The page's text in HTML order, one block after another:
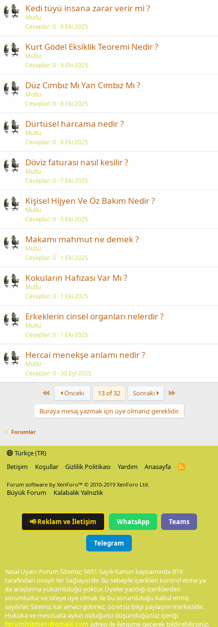
Kedi tüyü insana zarar verir mi ?
Mutlu
Cevaplar 0 9 Eki 2025
Kurt Gödel Eksiklik Teoremi Nedir ?
Mutlu
Cevaplar 0 9 Eki 2025
Düz Cımbız Mı Yan Cımbız Mı ?
Mutlu
Cevaplar 0 8 Eki 2025
Dürtüsel harcama nedir ?
Mutlu
Cevaplar 0 8 Eki 2025
Döviz faturası nasıl kesilir ?
Mutlu
Cevaplar 0 7 Eki 2025
Kişisel Hijyen Ve Öz Bakım Nedir ?
Mutlu
Cevaplar 0 5 Eki 2025
Makamı mahmut ne demek ?
Mutlu
Cevaplar 0 1 Eki 2025
Kokuların Hafızası Var Mı ?
Mutlu
Cevaplar 0 1 Eki 2025
Erkeklerin cinsel organları nelerdir ?
Mutlu
Cevaplar 0 1 Eki 2025
Hercai menekşe anlamı nedir ?
Mutlu
Cevaplar 0 30 Eyl 2025
First Önceki 13 of 32 Sonraki Last
Buraya mesaj yazmak için üye olmanız gereklidir.
Forumlar
Türkçe (TR)
İletişim
Koşullar Gizlilik Politikası Yardım Anasayfa
R
Forum software by XenForo™ © 2010-2019 XenForo Ltd.
Büyük Forum Kalabalık Yalnızlık
📢Reklam ve İletişim WhatsApp Teams
Telegram
Yasal Uyarı: Forum Sitemiz; 5651 Sayılı Kanun kapsamında BTK
tarafından onaylı Yer Sağlayıcı'dır. Bu sebeple içerikleri kontrol etme ya
da araştırma yükümlülüğü yoktur. Üyeler yazdığı içeriklerden
sorumludur ve siteye üye olmak ile bu sorumluluğu kabul etmiş
sayılırlar. Sitemiz kar amacı gütmez, ücretsiz bilgi paylaşım merkezidir.
Hukuka ve mevzuata aykırı olduğunu düşündüğünüz içeriği
forumhizmeti@gmail.com adresi ile iletişime geçerek bildirebilirsiniz.